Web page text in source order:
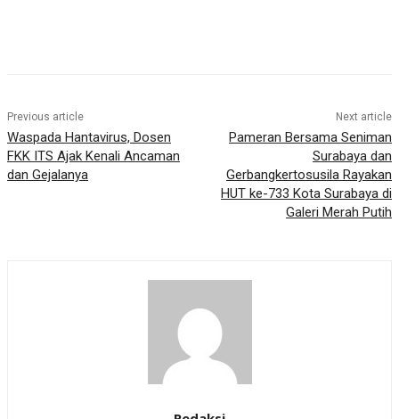
Previous article
Waspada Hantavirus, Dosen
FKK ITS Ajak Kenali Ancaman
dan Gejalanya
Next article
Pameran Bersama Seniman
Surabaya dan
Gerbangkertosusila Rayakan
HUT ke-733 Kota Surabaya di
Galeri Merah Putih